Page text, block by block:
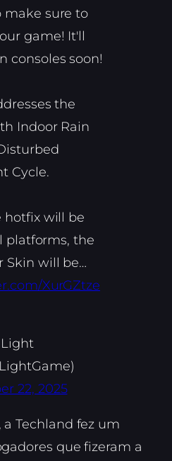
make sure to
game! It'll
consoles soon!
the
Indoor Rain
Cycle.
hotfix will be
platforms, the
Skin will be…
XurGZtze
22, 2025
Techland fez um
que fizeram a